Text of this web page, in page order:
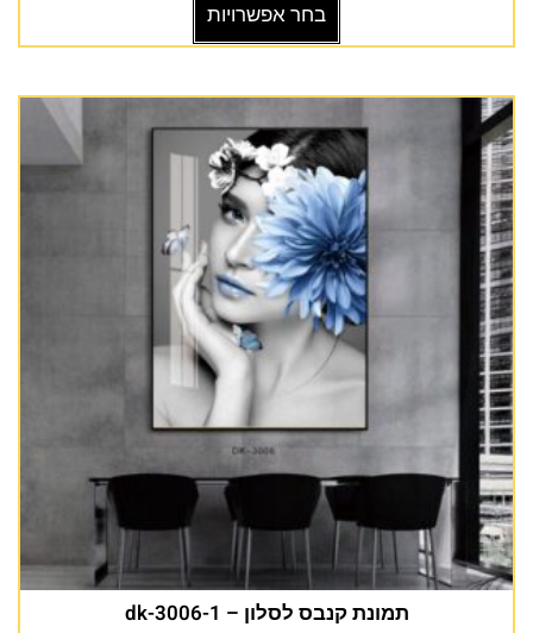
בחר אפשרויות
תמונת קנבס לסלון – dk-3006-1